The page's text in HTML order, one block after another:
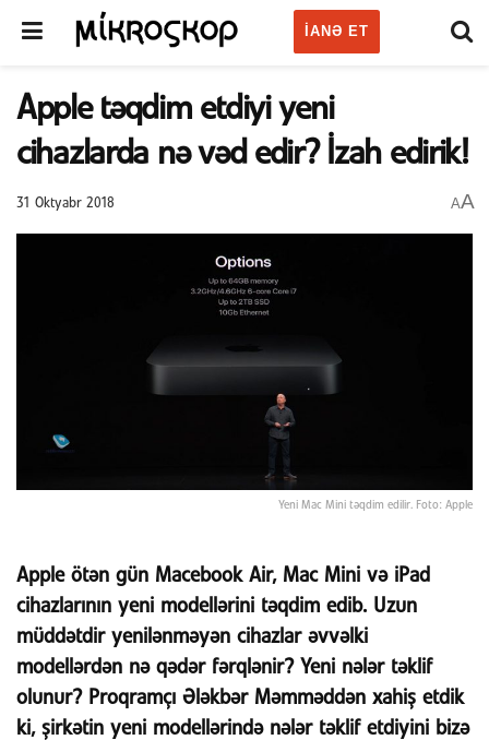
IANƏ ET
Apple təqdim etdiyi yeni
cihazlarda nə vəd edir? İzah edirik!
31 Oktyabr 2018 AA
Yeni Mac Mini təqdim edilir. Foto: Apple
Apple ötən gün Macebook Air, Mac Mini və iPad
cihazlarının yeni modellərini təqdim edib. Uzun
müddətdir yenilənməyən cihazlar əvvəlki
modellərdən nə qədər fərqlənir? Yeni nələr təklif
olunur? Proqramçı Ələkbər Məmməddən xahiş etdik
ki, şirkətin yeni modellərində nələr təklif etdiyini bizə